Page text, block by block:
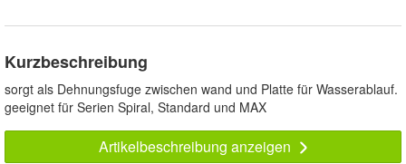
Kurzbeschreibung
sorgt als Dehnungsfuge zwischen wand und Platte für Wasserablauf.
geeignet für Serien Spiral, Standard und MAX
Artikelbeschreibung anzeigen